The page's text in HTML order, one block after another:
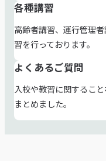
各種講習
高齢者講習、運行管理
習を行っております。
よくあるご質問
入校や教習に関するこ
まとめました。